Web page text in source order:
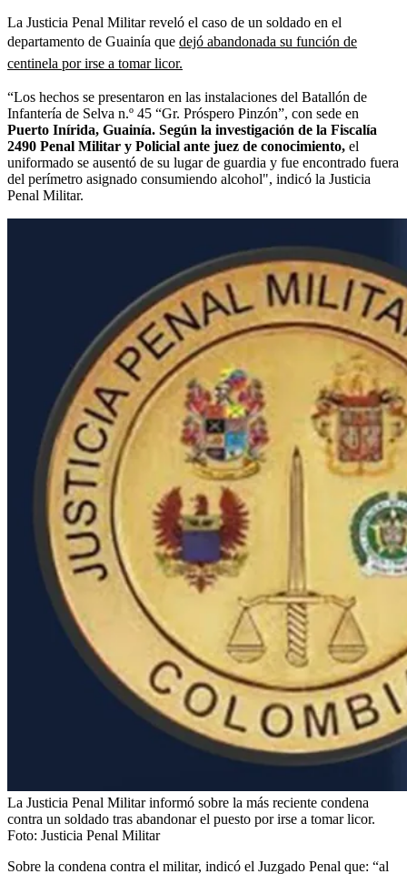
La Justicia Penal Militar reveló el caso de un soldado en el
departamento de Guainía que dejó abandonada su función de
centinela por irse a tomar licor.
“Los hechos se presentaron en las instalaciones del Batallón de
Infantería de Selva n.º 45 “Gr. Próspero Pinzón”, con sede en
Puerto Inírida, Guainía. Según la investigación de la Fiscalía
2490 Penal Militar y Policial ante juez de conocimiento, el
uniformado se ausentó de su lugar de guardia y fue encontrado fuera
del perímetro asignado consumiendo alcohol", indicó la Justicia
Penal Militar.
La Justicia Penal Militar informó sobre la más reciente condena
contra un soldado tras abandonar el puesto por irse a tomar licor.
Foto: Justicia Penal Militar
Sobre la condena contra el militar, indicó el Juzgado Penal que: “al